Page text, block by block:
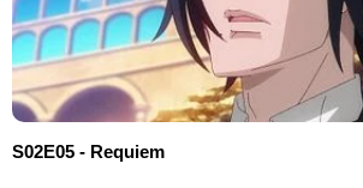
S02E05 - Requiem